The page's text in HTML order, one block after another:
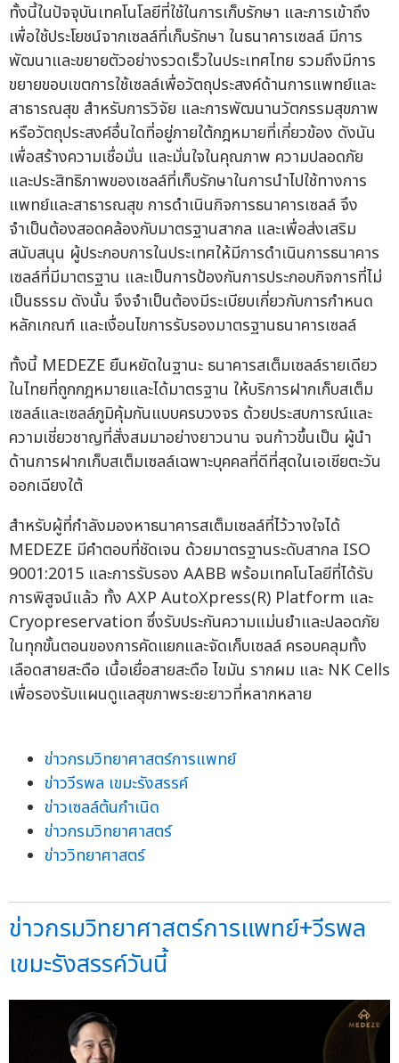
ทั้งนี้ในปัจจุบันเทคโนโลยีที่ใช้ในการเก็บรักษา และการเข้าถึง
เพื่อใช้ประโยชน์จากเซลล์ที่เก็บรักษา ในธนาคารเซลล์ มีการ
พัฒนาและขยายตัวอย่างรวดเร็วในประเทศไทย รวมถึงมีการ
ขยายขอบเขตการใช้เซลล์เพื่อวัตถุประสงค์ด้านการแพทย์และ
สาธารณสุข สำหรับการวิจัย และการพัฒนานวัตกรรมสุขภาพ
หรือวัตถุประสงค์อื่นใดที่อยู่ภายใต้กฎหมายที่เกี่ยวข้อง ดังนัน
เพื่อสร้างความเชื่อมั่น และมั่นใจในคุณภาพ ความปลอดภัย
และประสิทธิภาพของเซลล์ที่เก็บรักษาในการนำไปใช้ทางการ
แพทย์และสาธารณสุข การดำเนินกิจการธนาคารเซลล์ จึง
จำเป็นต้องสอดคล้องกับมาตรฐานสากล และเพื่อส่งเสริม
สนับสนุน ผู้ประกอบการในประเทศให้มีการดำเนินการธนาคาร
เซลล์ที่มีมาตรฐาน และเป็นการป้องกันการประกอบกิจการที่ไม่
เป็นธรรม ดังนั้น จึงจำเป็นต้องมีระเบียบเกี่ยวกับการกำหนด
หลักเกณฑ์ และเงื่อนไขการรับรองมาตรฐานธนาคารเซลล์
ทั้งนี้ MEDEZE ยืนหยัดในฐานะ ธนาคารสเต็มเซลล์รายเดียว
ในไทยที่ถูกกฎหมายและได้มาตรฐาน ให้บริการฝากเก็บสเต็ม
เซลล์และเซลล์ภูมิคุ้มกันแบบครบวงจร ด้วยประสบการณ์และ
ความเชี่ยวชาญที่สั่งสมมาอย่างยาวนาน จนก้าวขึ้นเป็น ผู้นำ
ด้านการฝากเก็บสเต็มเซลล์เฉพาะบุคคลที่ดีที่สุดในเอเชียตะวัน
ออกเฉียงใต้
สำหรับผู้ที่กำลังมองหาธนาคารสเต็มเซลล์ที่ไว้วางใจได้
MEDEZE มีคำตอบที่ชัดเจน ด้วยมาตรฐานระดับสากล ISO
9001:2015 และการรับรอง AABB พร้อมเทคโนโลยีที่ได้รับ
การพิสูจน์แล้ว ทั้ง AXP AutoXpress(R) Platform และ
Cryopreservation ซึ่งรับประกันความแม่นยำและปลอดภัย
ในทุกขั้นตอนของการคัดแยกและจัดเก็บเซลล์ ครอบคลุมทั้ง
เลือดสายสะดือ เนื้อเยื่อสายสะดือ ไขมัน รากผม และ NK Cells
เพื่อรองรับแผนดูแลสุขภาพระยะยาวที่หลากหลาย
ข่าวกรมวิทยาศาสตร์การแพทย์
ข่าววีรพล เขมะรังสรรค์
ข่าวเซลล์ต้นกำเนิด
ข่าวกรมวิทยาศาสตร์
ข่าววิทยาศาสตร์
ข่าวกรมวิทยาศาสตร์การแพทย์+วีรพล
เขมะรังสรรค์วันนี้